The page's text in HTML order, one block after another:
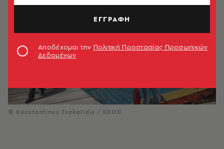
© Konstantinos Tsakalidis / SOOC
ΕΓΓΡΑΦΗ
Αποδέχομαι την Πολιτική Προστασίας Προσωπικών
Δεδομένων